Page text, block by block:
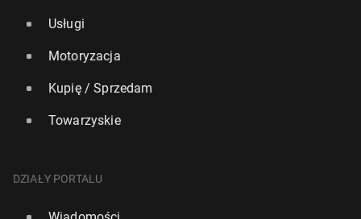
Usługi
Motoryzacja
Kupię / Sprzedam
Towarzyskie
DZIAŁY PORTALU